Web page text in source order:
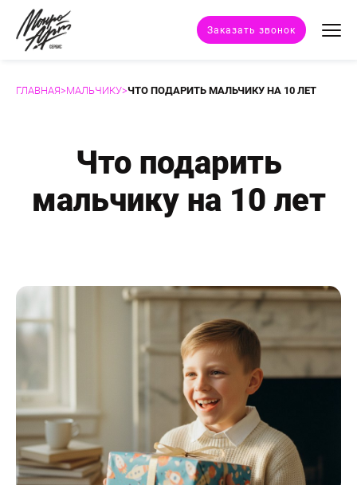
Заказать звонок
Стили портрета
Дополнительные услуги
Отзывы клиентов
Сертификат
Статьи
ГЛАВНАЯ>МАЛЬЧИКУ>ЧТО ПОДАРИТЬ МАЛЬЧИКУ НА 10 ЛЕТ
Что подарить
мальчику на 10 лет